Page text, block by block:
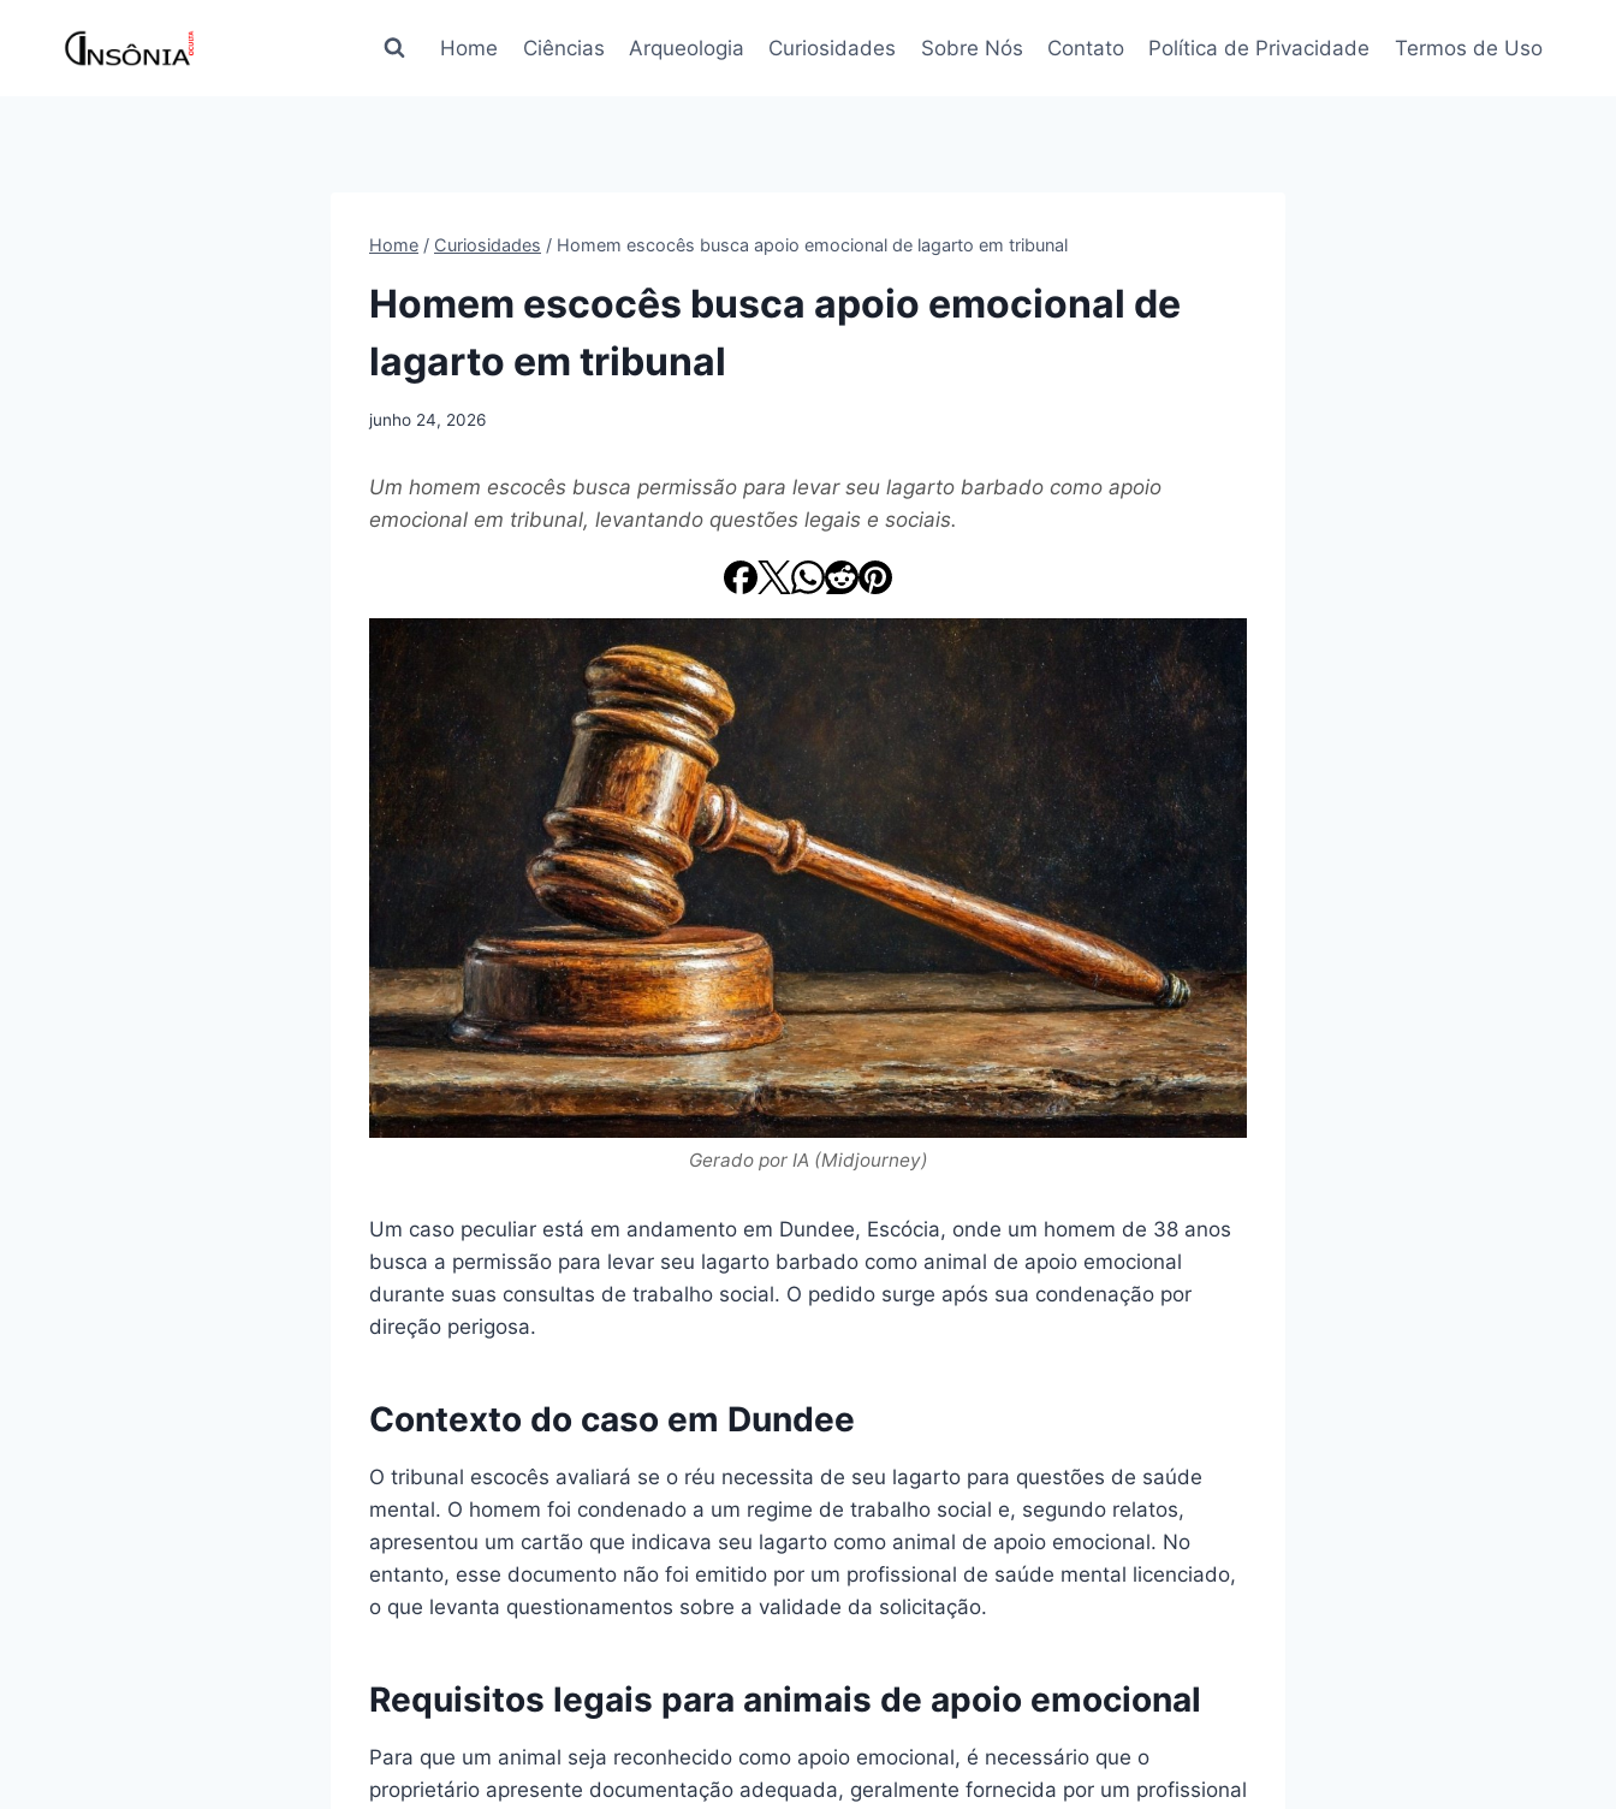
Home Ciências Arqueologia Curiosidades Sobre Nós Contato Política de Privacidade Termos de Uso
Home / Curiosidades / Homem escocês busca apoio emocional de lagarto em tribunal
Homem escocês busca apoio emocional de
lagarto em tribunal
junho 24, 2026
Um homem escocês busca permissão para levar seu lagarto barbado como apoio
emocional em tribunal, levantando questões legais e sociais.
Gerado por IA (Midjourney)
Um caso peculiar está em andamento em Dundee, Escócia, onde um homem de 38 anos
busca a permissão para levar seu lagarto barbado como animal de apoio emocional
durante suas consultas de trabalho social. O pedido surge após sua condenação por
direção perigosa.
Contexto do caso em Dundee
O tribunal escocês avaliará se o réu necessita de seu lagarto para questões de saúde
mental. O homem foi condenado a um regime de trabalho social e, segundo relatos,
apresentou um cartão que indicava seu lagarto como animal de apoio emocional. No
entanto, esse documento não foi emitido por um profissional de saúde mental licenciado,
o que levanta questionamentos sobre a validade da solicitação.
Requisitos legais para animais de apoio emocional
Para que um animal seja reconhecido como apoio emocional, é necessário que o
proprietário apresente documentação adequada, geralmente fornecida por um profissional